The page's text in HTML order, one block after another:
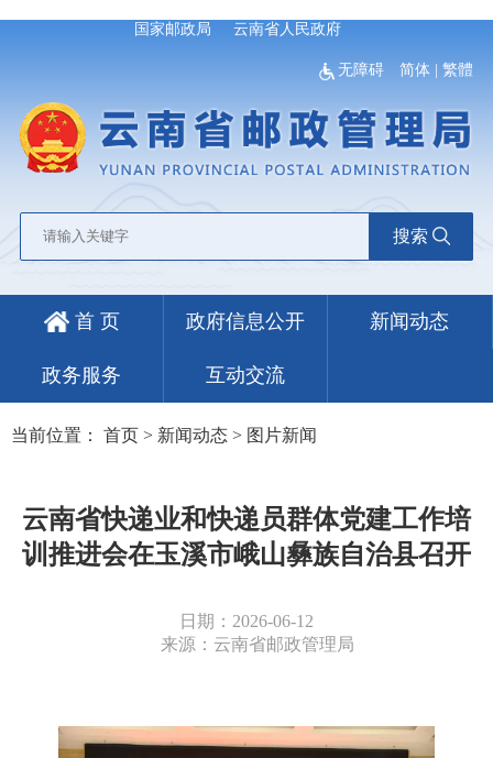
国家邮政局 云南省人民政府
无障碍 简体 |繁體
搜索
首 页 政府信息公开 新闻动态
政务服务 互动交流
当前位置： 首页 > 新闻动态 > 图片新闻
云南省快递业和快递员群体党建工作培
训推进会在玉溪市峨山彝族自治县召开
日期：2026-06-12
来源：云南省邮政管理局